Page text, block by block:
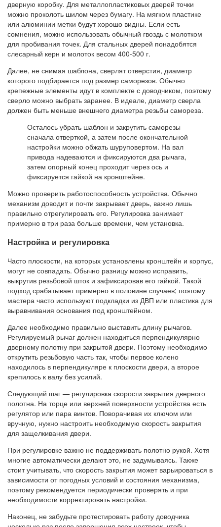
дверную коробку. Для металлопластиковых дверей точки
можно проколоть шилом через бумагу. На мягком пластике
или алюминии метки будут хорошо видны. Если есть
сомнения, можно использовать обычный гвоздь с молотком
для пробивания точек. Для стальных дверей понадобятся
слесарный керн и молоток весом 400-500 г.
Далее, не снимая шаблона, сверлят отверстия, диаметр
которого подбирается под размер саморезов. Обычно
крепежные элементы идут в комплекте с доводчиком, поэтому
сверло можно выбрать заранее. В идеале, диаметр сверла
должен быть меньше внешнего диаметра резьбы самореза.
Осталось убрать шаблон и закрутить саморезы
сначала отверткой, а затем после окончательной
настройки можно обжать шуруповертом. На вал
привода надеваются и фиксируются два рычага,
затем опорный конец проходит через ось и
фиксируется гайкой на кронштейне.
Можно проверить работоспособность устройства. Обычно
механизм доводит и почти закрывает дверь, важно лишь
правильно отрегулировать его. Регулировка занимает
примерно в три раза больше времени, чем установка.
Настройка и регулировка
Часто плоскости, на которых установлены кронштейн и корпус,
могут не совпадать. Обычно разницу можно исправить,
выкрутив резьбовой шток и зафиксировав его гайкой. Такой
подход срабатывает примерно в половине случаев; поэтому
мастера часто используют подкладки из ДВП или пластика для
выравнивания основания под кронштейном.
Далее необходимо правильно выставить длину рычагов.
Регулируемый рычаг должен находиться перпендикулярно
дверному полотну при закрытой двери. Поэтому необходимо
открутить резьбовую часть так, чтобы первое колено
находилось в перпендикуляре к плоскости двери, а второе
крепилось к валу без усилий.
Следующий шаг — регулировка скорости закрытия дверного
полотна. На торце или верхней поверхности устройства есть
регулятор или пара винтов. Поворачивая их ключом или
вручную, нужно настроить необходимую скорость закрытия
для защелкивания двери.
При регулировке важно не поддерживать полотно рукой. Хотя
многие автоматически делают это, не задумываясь. Также
стоит учитывать, что скорость закрытия может варьироваться в
зависимости от погодных условий и состояния механизма,
поэтому рекомендуется периодически проверять и при
необходимости корректировать настройки.
Наконец, не забудьте протестировать работу доводчика